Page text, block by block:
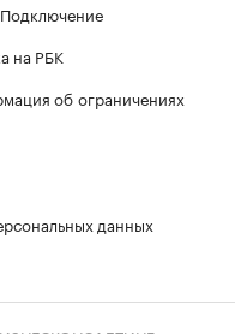
Подключение
на РБК
об ограничениях
данных